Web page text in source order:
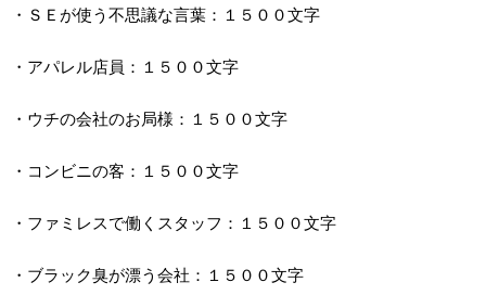
・ＳＥが使う不思議な言葉：１５００文字
・アパレル店員：１５００文字
・ウチの会社のお局様：１５００文字
・コンビニの客：１５００文字
・ファミレスで働くスタッフ：１５００文字
・ブラック臭が漂う会社：１５００文字